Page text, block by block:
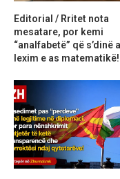
Editorial / Rritet nota
mesatare, por kemi
“analfabetë” që s’dinë
lexim e as matematikë!